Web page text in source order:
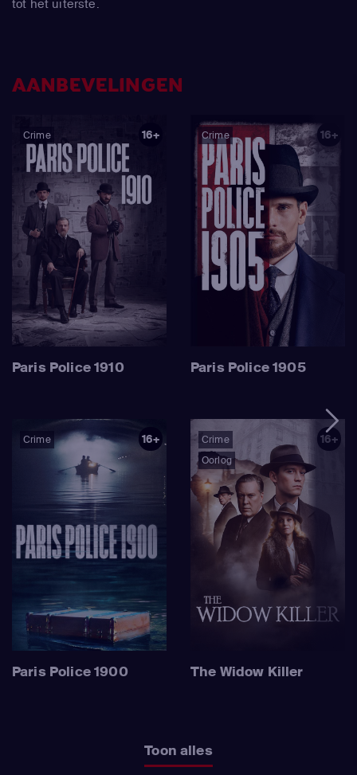
tot het uiterste.
AANBEVELINGEN
Crime 16+
Paris Police 1910
Crime 16+
Paris Police 1905
Crime 16+
Paris Police 1900
Crime
Oorlog
16+
The Widow Killer
Toon alles